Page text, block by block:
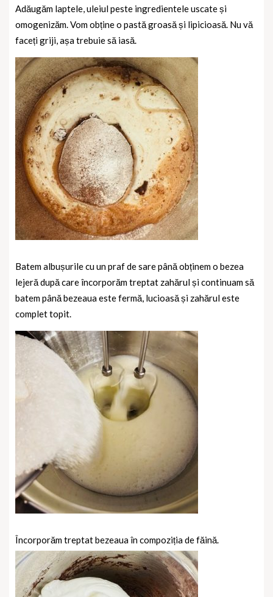
Adăugăm laptele, uleiul peste ingredientele uscate și
omogenizăm. Vom obține o pastă groasă și lipicioasă. Nu vă
faceți griji, așa trebuie să iasă.
Batem albușurile cu un praf de sare până obținem o bezea
lejeră după care încorporăm treptat zahărul și continuam să
batem până bezeaua este fermă, lucioasă și zahărul este
complet topit.
Încorporăm treptat bezeaua în compoziția de făină.